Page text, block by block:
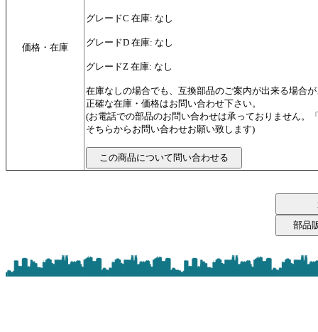
価格・在庫
グレードC 在庫: なし
グレードD 在庫: なし
グレードZ 在庫: なし
在庫なしの場合でも、互換部品のご案内が出来る場合
正確な在庫・価格はお問い合わせ下さい。
(お電話での部品のお問い合わせは承っておりません。
そちらからお問い合わせお願い致します)